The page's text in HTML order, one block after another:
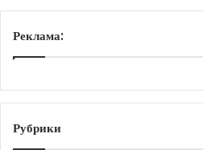
Реклама:
Рубрики